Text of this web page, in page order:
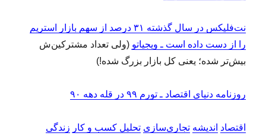
نت‌فلیکس در سال گذشته ۳۱ درصد از سهم بازار استریم
را از دست داده است ـ ویجیاتو (ولی تعداد مشترکین‌ش
بیش‌تر شده؛ یعنی کل بازار بزرگ شده!)
روزنامه دنیای اقتصاد ـ تورم ۹۹ در قله دهه ۹۰
اقتصاد اندیشه تجاری‌سازی تحلیل کسب و کار زندگی